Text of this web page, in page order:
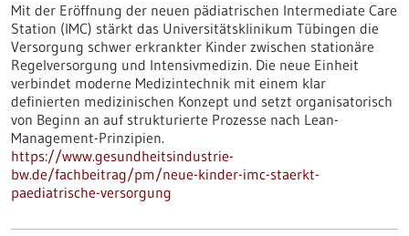
Mit der Eröffnung der neuen pädiatrischen Intermediate Care
Station (IMC) stärkt das Universitätsklinikum Tübingen die
Versorgung schwer erkrankter Kinder zwischen stationäre
Regelversorgung und Intensivmedizin. Die neue Einheit
verbindet moderne Medizintechnik mit einem klar
definierten medizinischen Konzept und setzt organisatorisch
von Beginn an auf strukturierte Prozesse nach Lean-
Management-Prinzipien.
https://www.gesundheitsindustrie-
bw.de/fachbeitrag/pm/neue-kinder-imc-staerkt-
paediatrische-versorgung